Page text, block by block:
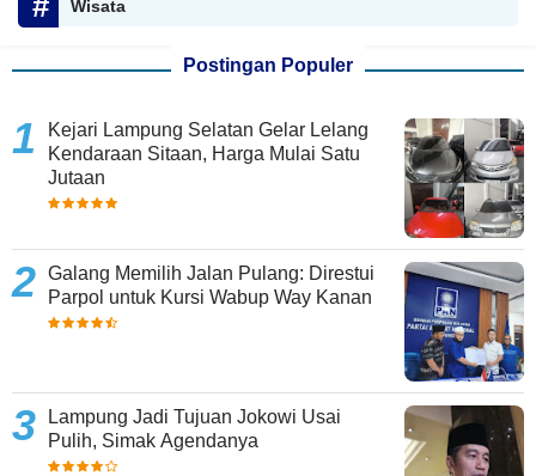
Wisata
Postingan Populer
Kejari Lampung Selatan Gelar Lelang
Kendaraan Sitaan, Harga Mulai Satu
Jutaan
Galang Memilih Jalan Pulang: Direstui
Parpol untuk Kursi Wabup Way Kanan
Lampung Jadi Tujuan Jokowi Usai
Pulih, Simak Agendanya